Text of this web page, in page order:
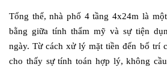
Tổng thể, nhà phố 4 tầng 4x24m là
bằng giữa tính thẩm mỹ và sự tiện
ngày. Từ cách xử lý mặt tiền đến bố trí
cho thấy sự tính toán hợp lý, không